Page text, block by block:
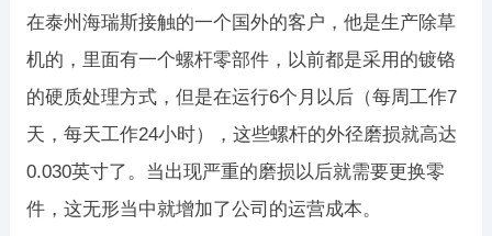
在泰州海瑞斯接触的一个国外的客户，他是生产除草
机的，里面有一个螺杆零部件，以前都是采用的镀铬
的硬质处理方式，但是在运行6个月以后（每周工作7
天，每天工作24小时），这些螺杆的外径磨损就高达
0.030英寸了。当出现严重的磨损以后就需要更换零
件，这无形当中就增加了公司的运营成本。